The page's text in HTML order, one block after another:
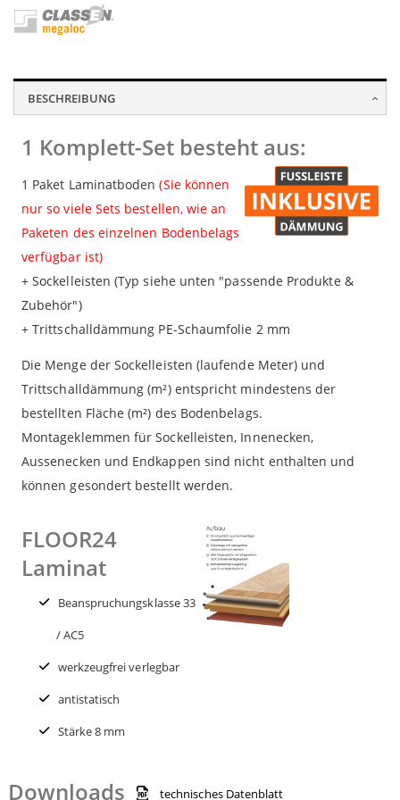
BESCHREIBUNG
1 Komplett-Set besteht aus:
1 Paket Laminatboden(Sie können
nur so viele Sets bestellen, wie an
Paketen des einzelnen Bodenbelags
verfügbar ist)
+ Sockelleisten (Typ siehe unten "passende Produkte &
Zubehör")
+ Trittschalldämmung PE-Schaumfolie 2 mm
Die Menge der Sockelleisten (laufende Meter) und
Trittschalldämmung (m²) entspricht mindestens der
bestellten Fläche (m²) des Bodenbelags.
Montageklemmen für Sockelleisten, Innenecken,
Aussenecken und Endkappen sind nicht enthalten und
können gesondert bestellt werden.
FLOOR24
Laminat
Beanspruchungsklasse 33
/ AC5
werkzeugfrei verlegbar
antistatisch
Stärke 8 mm
Downloads technisches Datenblatt